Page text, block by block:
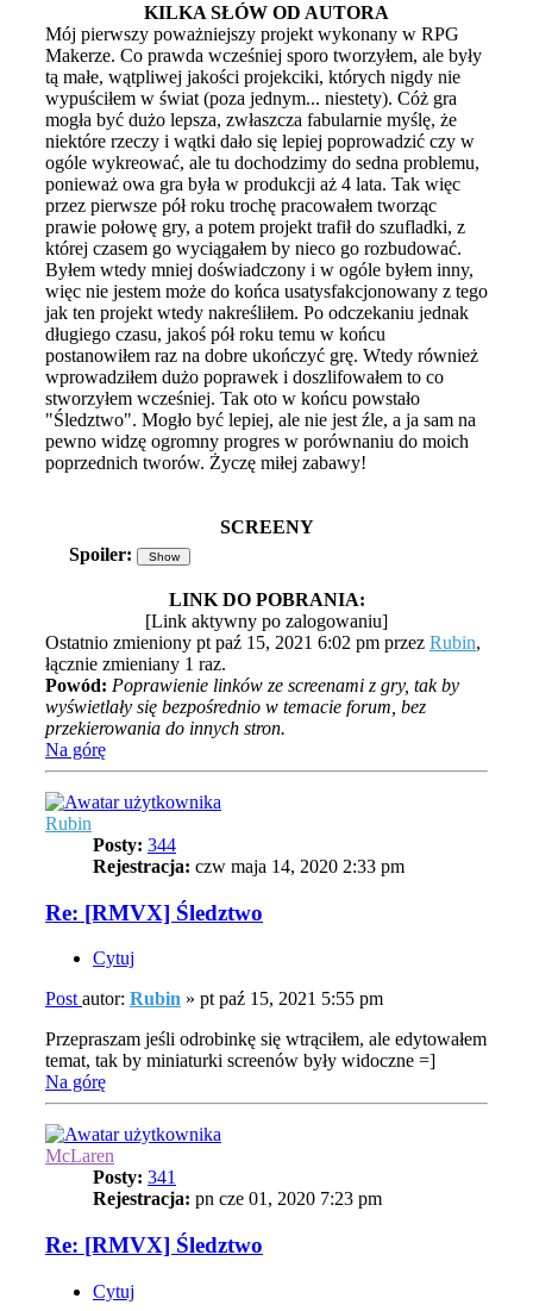
KILKA SŁÓW OD AUTORA
Mój pierwszy poważniejszy projekt wykonany w RPG
Makerze. Co prawda wcześniej sporo tworzyłem, ale były
tą małe, wątpliwej jakości projekciki, których nigdy nie
wypuściłem w świat (poza jednym... niestety). Cóż gra
mogła być dużo lepsza, zwłaszcza fabularnie myślę, że
niektóre rzeczy i wątki dało się lepiej poprowadzić czy w
ogóle wykreować, ale tu dochodzimy do sedna problemu,
ponieważ owa gra była w produkcji aż 4 lata. Tak więc
przez pierwsze pół roku trochę pracowałem tworząc
prawie połowę gry, a potem projekt trafił do szufladki, z
której czasem go wyciągałem by nieco go rozbudować.
Byłem wtedy mniej doświadczony i w ogóle byłem inny,
więc nie jestem może do końca usatysfakcjonowany z tego
jak ten projekt wtedy nakreśliłem. Po odczekaniu jednak
długiego czasu, jakoś pół roku temu w końcu
postanowiłem raz na dobre ukończyć grę. Wtedy również
wprowadziłem dużo poprawek i doszlifowałem to co
stworzyłem wcześniej. Tak oto w końcu powstało
"Śledztwo". Mogło być lepiej, ale nie jest źle, a ja sam na
pewno widzę ogromny progres w porównaniu do moich
poprzednich tworów. Życzę miłej zabawy!
SCREENY
Spoiler:
LINK DO POBRANIA:
[Link aktywny po zalogowaniu]
Ostatnio zmieniony pt paź 15, 2021 6:02 pm przez Rubin,
łącznie zmieniany 1 raz.
Powód: Poprawienie linków ze screenami z gry, tak by
wyświetlały się bezpośrednio w temacie forum, bez
przekierowania do innych stron.
Na górę
Rubin
Posty: 344
Rejestracja: czw maja 14, 2020 2:33 pm
Re: [RMVX] Śledztwo
Cytuj
Post autor: Rubin » pt paź 15, 2021 5:55 pm
Przepraszam jeśli odrobinkę się wtrąciłem, ale edytowałem
temat, tak by miniaturki screenów były widoczne =]
Na górę
McLaren
Posty: 341
Rejestracja: pn cze 01, 2020 7:23 pm
Re: [RMVX] Śledztwo
Cytuj